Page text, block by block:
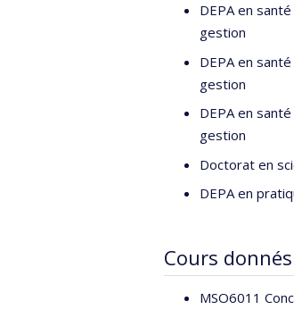
DEPA en
gestion
DEPA en
gestion
DEPA en
gestion
Doctorat en
DEPA en
Cours donnés
MSO6011